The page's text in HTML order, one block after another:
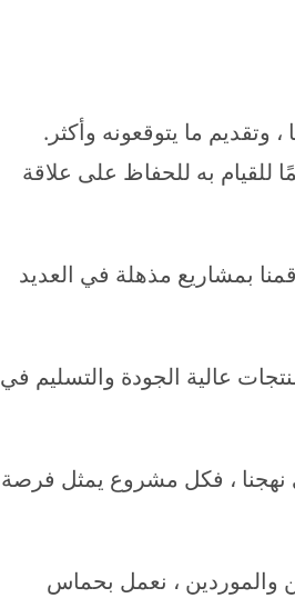
للقيام به للحفاظ على علاقة
بمشاريع مذهلة في العديد
عالية الجودة والتسليم في
نهجنا ، فكل مشروع يمثل فرصة
والموردين ، نعمل بحماس